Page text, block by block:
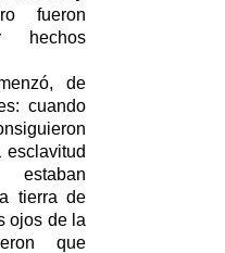
fueron
hechos
de
cuando
esclavitud
tierra de
ojos de la
que